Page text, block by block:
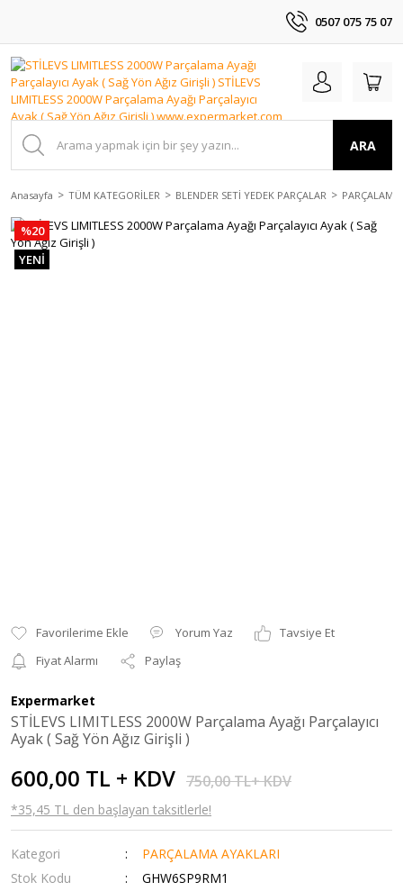
0507 075 75 07
ARA
Anasayfa TÜM KATEGORİLER BLENDER SETİ YEDEK PARÇALAR
%20
YENİ
Yorum Yaz
Tavsiye Et
Fiyat Alarmı
Paylaş
Expermarket
STİLEVS LIMITLESS 2000W Parçalama Ayağı Parçalayıcı
Ayak ( Sağ Yön Ağız Girişli )
600,00 TL + KDV 750,00 TL+ KDV
*35,45 TL den başlayan taksitlerle!
Kategori
PARÇALAMA AYAKLARI
Stok Kodu
GHW6SP9RM1